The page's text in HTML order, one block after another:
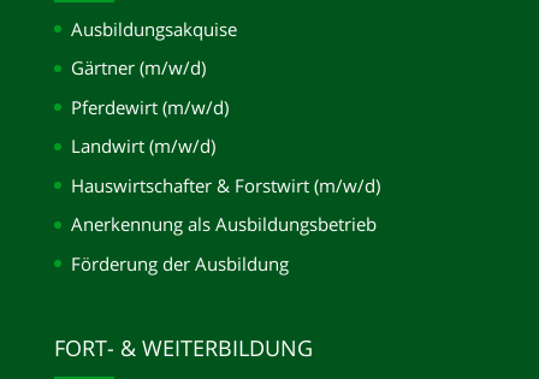
Ausbildungsakquise
Gärtner (m/w/d)
Pferdewirt (m/w/d)
Landwirt (m/w/d)
Hauswirtschafter & Forstwirt (m/w/d)
Anerkennung als Ausbildungsbetrieb
Förderung der Ausbildung
FORT- & WEITERBILDUNG